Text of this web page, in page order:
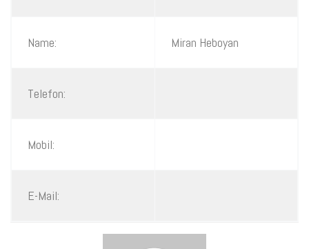
Name: Miran Heboyan
Telefon:
Mobil:
E-Mail: